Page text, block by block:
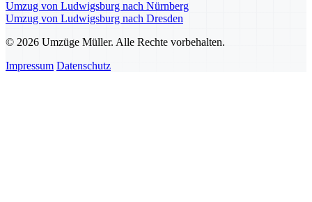
Umzug von Ludwigsburg nach Nürnberg
Umzug von Ludwigsburg nach Dresden
© 2026 Umzüge Müller. Alle Rechte vorbehalten.
Impressum Datenschutz